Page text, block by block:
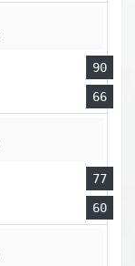
90
66
77
60